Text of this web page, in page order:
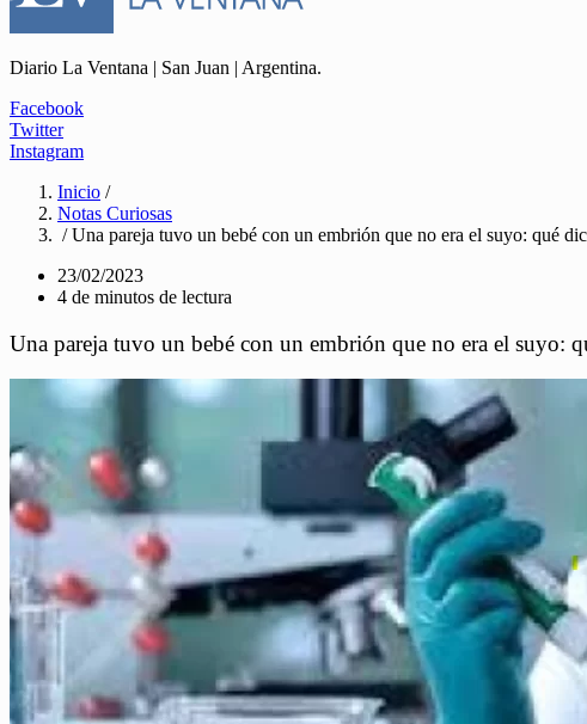
Diario La Ventana | San Juan | Argentina.
Facebook
Twitter
Instagram
Inicio /
Notas Curiosas
/ Una pareja tuvo un bebé con un embrión que no era el suyo: qué
23/02/2023
4 de minutos de lectura
Una pareja tuvo un bebé con un embrión que no era el suyo: